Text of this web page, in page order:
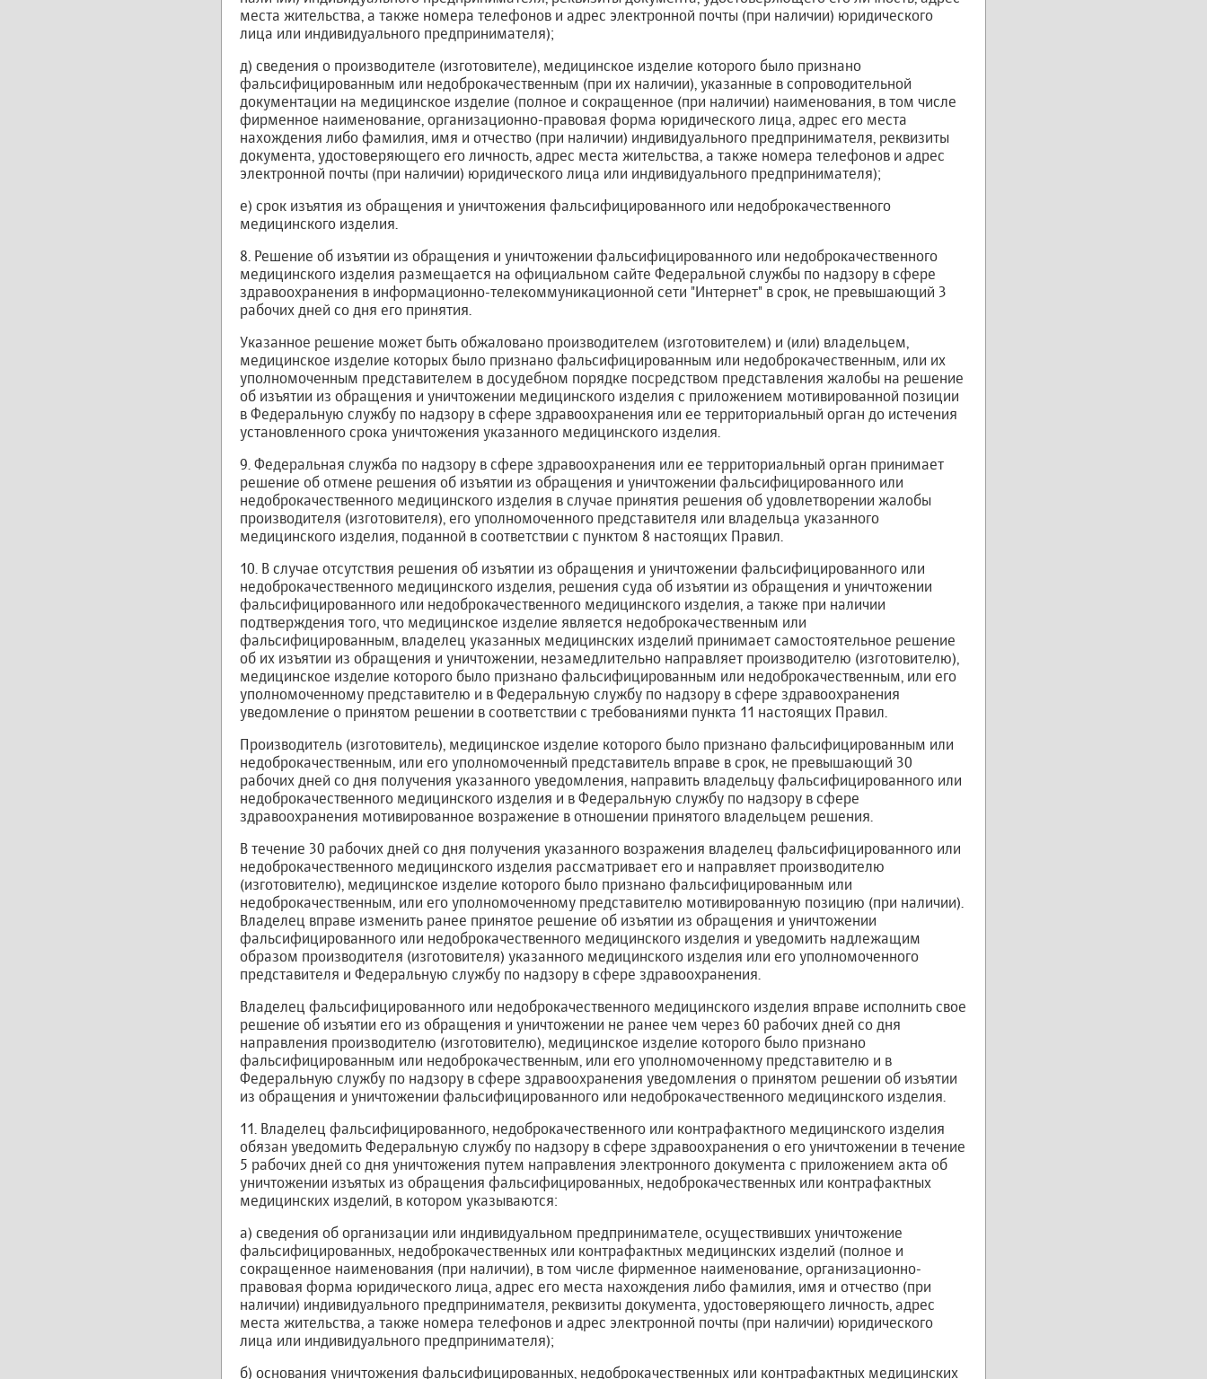
места жительства, а также номера телефонов и адрес электронной почты (при наличии) юридического
лица или индивидуального предпринимателя);
д) сведения о производителе (изготовителе), медицинское изделие которого было признано
фальсифицированным или недоброкачественным (при их наличии), указанные в сопроводительной
документации на медицинское изделие (полное и сокращенное (при наличии) наименования, в том числе
фирменное наименование, организационно-правовая форма юридического лица, адрес его места
нахождения либо фамилия, имя и отчество (при наличии) индивидуального предпринимателя, реквизиты
документа, удостоверяющего его личность, адрес места жительства, а также номера телефонов и адрес
электронной почты (при наличии) юридического лица или индивидуального предпринимателя);
е) срок изъятия из обращения и уничтожения фальсифицированного или недоброкачественного
медицинского изделия.
8. Решение об изъятии из обращения и уничтожении фальсифицированного или недоброкачественного
медицинского изделия размещается на официальном сайте Федеральной службы по надзору в сфере
здравоохранения в информационно-телекоммуникационной сети "Интернет" в срок, не превышающий 3
рабочих дней со дня его принятия.
Указанное решение может быть обжаловано производителем (изготовителем) и (или) владельцем,
медицинское изделие которых было признано фальсифицированным или недоброкачественным, или их
уполномоченным представителем в досудебном порядке посредством представления жалобы на решение
об изъятии из обращения и уничтожении медицинского изделия с приложением мотивированной позиции
в Федеральную службу по надзору в сфере здравоохранения или ее территориальный орган до истечения
установленного срока уничтожения указанного медицинского изделия.
9. Федеральная служба по надзору в сфере здравоохранения или ее территориальный орган принимает
решение об отмене решения об изъятии из обращения и уничтожении фальсифицированного или
недоброкачественного медицинского изделия в случае принятия решения об удовлетворении жалобы
производителя (изготовителя), его уполномоченного представителя или владельца указанного
медицинского изделия, поданной в соответствии с пунктом 8 настоящих Правил.
10. В случае отсутствия решения об изъятии из обращения и уничтожении фальсифицированного или
недоброкачественного медицинского изделия, решения суда об изъятии из обращения и уничтожении
фальсифицированного или недоброкачественного медицинского изделия, а также при наличии
подтверждения того, что медицинское изделие является недоброкачественным или
фальсифицированным, владелец указанных медицинских изделий принимает самостоятельное решение
об их изъятии из обращения и уничтожении, незамедлительно направляет производителю (изготовителю),
медицинское изделие которого было признано фальсифицированным или недоброкачественным, или его
уполномоченному представителю и в Федеральную службу по надзору в сфере здравоохранения
уведомление о принятом решении в соответствии с требованиями пункта 11 настоящих Правил.
Производитель (изготовитель), медицинское изделие которого было признано фальсифицированным или
недоброкачественным, или его уполномоченный представитель вправе в срок, не превышающий 30
рабочих дней со дня получения указанного уведомления, направить владельцу фальсифицированного или
недоброкачественного медицинского изделия и в Федеральную службу по надзору в сфере
здравоохранения мотивированное возражение в отношении принятого владельцем решения.
В течение 30 рабочих дней со дня получения указанного возражения владелец фальсифицированного или
недоброкачественного медицинского изделия рассматривает его и направляет производителю
(изготовителю), медицинское изделие которого было признано фальсифицированным или
недоброкачественным, или его уполномоченному представителю мотивированную позицию (при наличии).
Владелец вправе изменить ранее принятое решение об изъятии из обращения и уничтожении
фальсифицированного или недоброкачественного медицинского изделия и уведомить надлежащим
образом производителя (изготовителя) указанного медицинского изделия или его уполномоченного
представителя и Федеральную службу по надзору в сфере здравоохранения.
Владелец фальсифицированного или недоброкачественного медицинского изделия вправе исполнить свое
решение об изъятии его из обращения и уничтожении не ранее чем через 60 рабочих дней со дня
направления производителю (изготовителю), медицинское изделие которого было признано
фальсифицированным или недоброкачественным, или его уполномоченному представителю и в
Федеральную службу по надзору в сфере здравоохранения уведомления о принятом решении об изъятии
из обращения и уничтожении фальсифицированного или недоброкачественного медицинского изделия.
11. Владелец фальсифицированного, недоброкачественного или контрафактного медицинского изделия
обязан уведомить Федеральную службу по надзору в сфере здравоохранения о его уничтожении в течение
5 рабочих дней со дня уничтожения путем направления электронного документа с приложением акта об
уничтожении изъятых из обращения фальсифицированных, недоброкачественных или контрафактных
медицинских изделий, в котором указываются:
а) сведения об организации или индивидуальном предпринимателе, осуществивших уничтожение
фальсифицированных, недоброкачественных или контрафактных медицинских изделий (полное и
сокращенное наименования (при наличии), в том числе фирменное наименование, организационно-
правовая форма юридического лица, адрес его места нахождения либо фамилия, имя и отчество (при
наличии) индивидуального предпринимателя, реквизиты документа, удостоверяющего личность, адрес
места жительства, а также номера телефонов и адрес электронной почты (при наличии) юридического
лица или индивидуального предпринимателя);
б) основания уничтожения фальсифицированных, недоброкачественных или контрафактных медицинских